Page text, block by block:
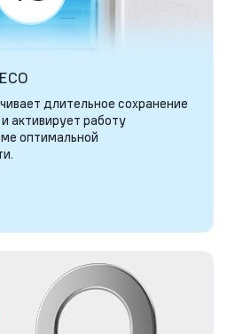
длительное сохранение
активирует работу
оптимальной